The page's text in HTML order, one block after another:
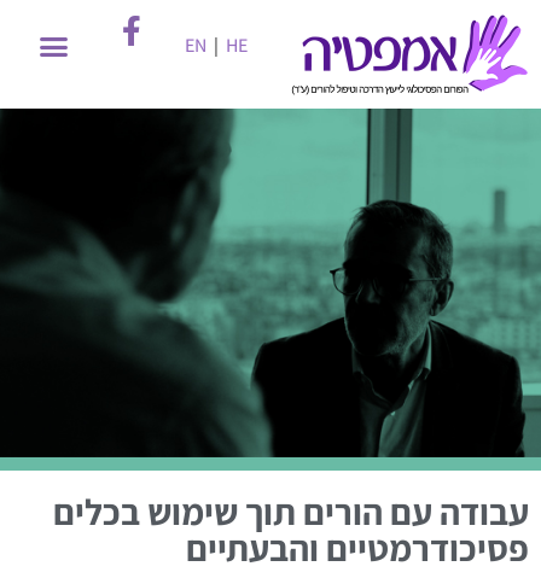
EN | HE
עבודה עם הורים תוך שימוש בכלים
פסיכודרמטיים והבעתיים